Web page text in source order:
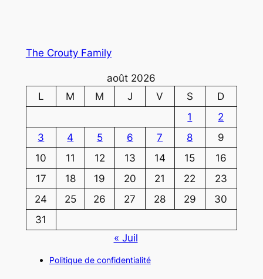
The Crouty Family
août 2026
L
M M J V S
D
1
2
3
4 5 6 7 8
9
10
11 12 13 14 15
16
17
18 19 20 21 22
23
24
25 26 27 28 29
30
31
« Juil
Politique de confidentialité